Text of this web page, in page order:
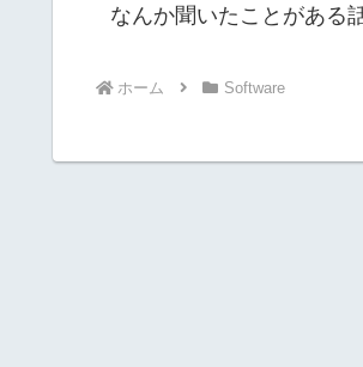
なんか聞いたことがある
ホーム Software